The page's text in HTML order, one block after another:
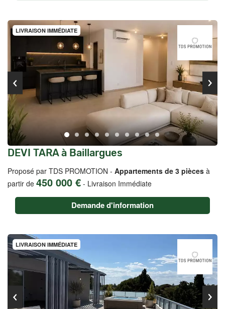
LIVRAISON IMMÉDIATE
DEVI TARA à Baillargues
Proposé par TDS PROMOTION - Appartements de 3 pièces à
partir de 450 000 € - Livraison Immédiate
Demande d'information
LIVRAISON IMMÉDIATE